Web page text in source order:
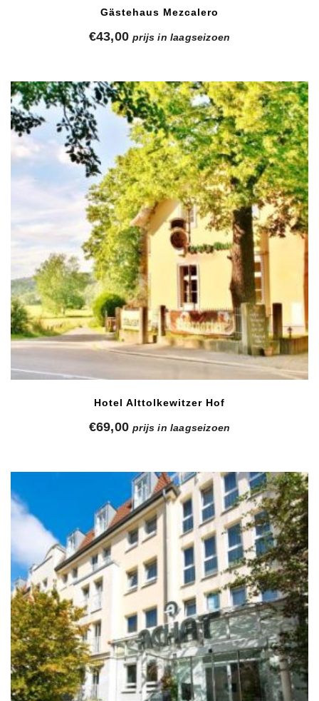
Gästehaus Mezcalero
€43,00 prijs in laagseizoen
Hotel Alttolkewitzer Hof
€69,00 prijs in laagseizoen